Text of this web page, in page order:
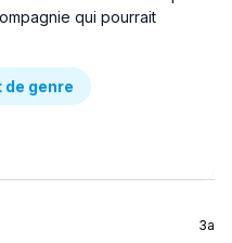
qui pourrait
genre
3a